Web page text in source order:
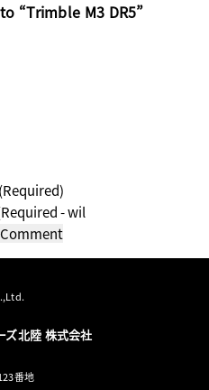
“Trimble M3 DR5”
ズ北陸 株式会社
番地